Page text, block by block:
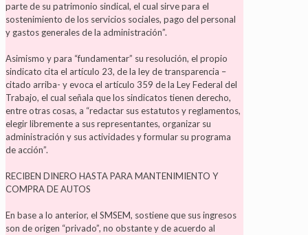
parte de su patrimonio sindical, el cual sirve para el
sostenimiento de los servicios sociales, pago del personal
y gastos generales de la administración”.
Asimismo y para “fundamentar” su resolución, el propio
sindicato cita el artículo 23, de la ley de transparencia –
citado arriba- y evoca el artículo 359 de la Ley Federal del
Trabajo, el cual señala que los sindicatos tienen derecho,
entre otras cosas, a “redactar sus estatutos y reglamentos,
elegir libremente a sus representantes, organizar su
administración y sus actividades y formular su programa
de acción”.
RECIBEN DINERO HASTA PARA MANTENIMIENTO Y
COMPRA DE AUTOS
En base a lo anterior, el SMSEM, sostiene que sus ingresos
son de origen “privado”, no obstante y de acuerdo al